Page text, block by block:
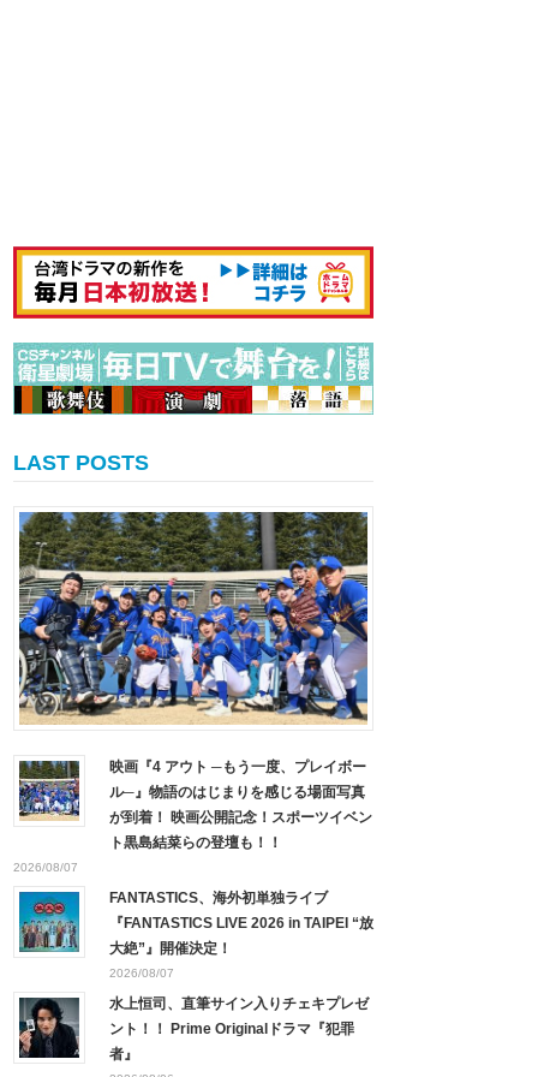
LAST POSTS
映画『4 アウト ─もう一度、プレイボー
ル─』物語のはじまりを感じる場面写真
が到着！ 映画公開記念！スポーツイベン
ト黒島結菜らの登壇も！！
2026/08/07
FANTASTICS、海外初単独ライブ
『FANTASTICS LIVE 2026 in TAIPEI “放
大絶”』開催決定！
2026/08/07
水上恒司、直筆サイン入りチェキプレゼ
ント！！ Prime Originalドラマ『犯罪
者』